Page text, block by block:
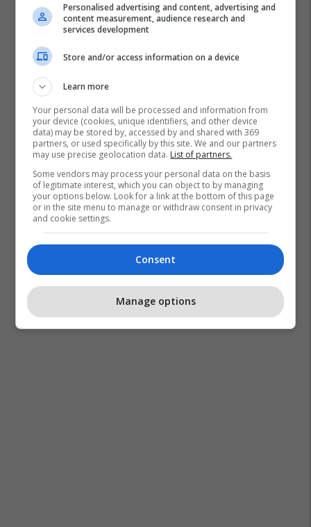
Personalised advertising and content, advertising and
content measurement, audience research and
services development
Store and/or access information on a device
Learn more
Your personal data will be processed and information from
your device (cookies, unique identifiers, and other device
data) may be stored by, accessed by and shared with 369
partners, or used specifically by this site. We and our partners
may use precise geolocation data. List of partners.
Some vendors may process your personal data on the basis
of legitimate interest, which you can object to by managing
your options below. Look for a link at the bottom of this page
or in the site menu to manage or withdraw consent in privacy
and cookie settings.
Consent
Manage options